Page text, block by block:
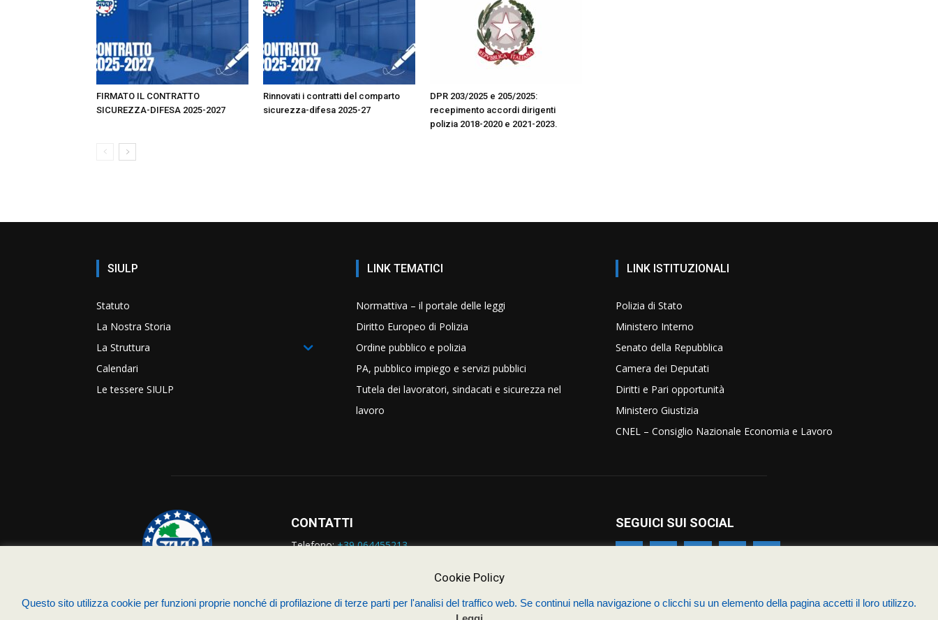
FIRMATO IL CONTRATTO
SICUREZZA-DIFESA 2025-2027
Rinnovati i contratti del comparto
sicurezza-difesa 2025-27
DPR 203/2025 e 205/2025:
recepimento accordi dirigenti
polizia 2018-2020 e 2021-2023.
SIULP
Statuto
La Nostra Storia
La Struttura
Calendari
Le tessere SIULP
LINK TEMATICI
Normattiva – il portale delle leggi
Diritto Europeo di Polizia
Ordine pubblico e polizia
PA, pubblico impiego e servizi pubblici
Tutela dei lavoratori, sindacati e sicurezza nel
lavoro
LINK ISTITUZIONALI
Polizia di Stato
Ministero Interno
Senato della Repubblica
Camera dei Deputati
Diritti e Pari opportunità
Ministero Giustizia
CNEL – Consiglio Nazionale Economia e Lavoro
CONTATTI
Telefono:+39 064455213
SEGUICI SUI SOCIAL
Cookie Policy
Questo sito utilizza cookie per funzioni proprie nonché di profilazione di terze parti per l'analisi del traffico web. Se continui nella navigazione o clicchi su un elemento della pagina accetti il loro utilizzo.